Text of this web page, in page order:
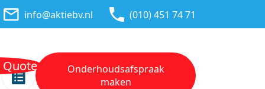
info@aktiebv.nl (010) 451 74 71
Onderhoudsafspraak
maken